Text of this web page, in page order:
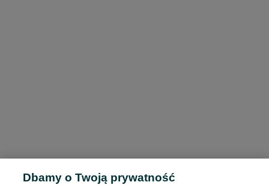
Dbamy o Twoją prywatność